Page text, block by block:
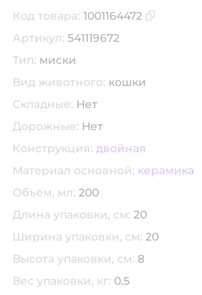
Код товара: 1001164472
Артикул: 541119672
Тип: миски
Вид животного: кошки
Складные: Нет
Дорожные: Нет
Конструкция: двойная
Материал основной: керамика
Объём, мл: 200
Длина упаковки, см: 20
Ширина упаковки, см: 20
Высота упаковки, см: 8
Вес упаковки, кг: 0.5